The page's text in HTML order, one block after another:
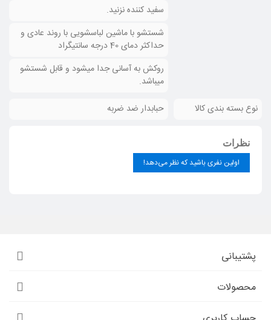
سفید کننده نزنید.
شستشو با ماشین لباسشویی با روند عادی و
حداکثر دمای 40 درجه سانتیگراد
روکش به آسانی جدا میشود و قابل شستشو
میباشد.
نوع بسته بندی کالا
حبابدار ضد ضربه
نظرات
اولین نفری باشید که نظر می‌دهد!
پشتیبانی
محصولات